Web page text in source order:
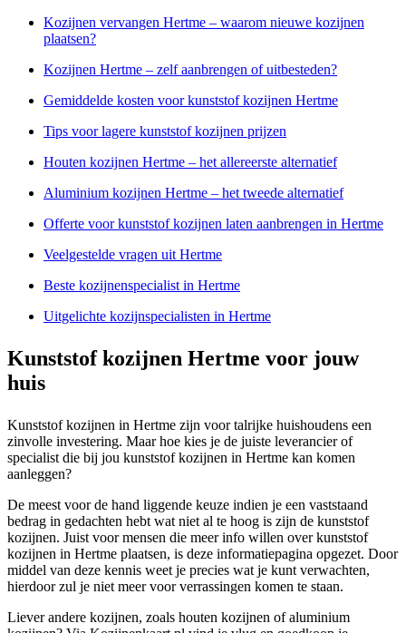
Kozijnen vervangen Hertme – waarom nieuwe kozijnen
plaatsen?
Kozijnen Hertme – zelf aanbrengen of uitbesteden?
Gemiddelde kosten voor kunststof kozijnen Hertme
Tips voor lagere kunststof kozijnen prijzen
Houten kozijnen Hertme – het allereerste alternatief
Aluminium kozijnen Hertme – het tweede alternatief
Offerte voor kunststof kozijnen laten aanbrengen in Hertme
Veelgestelde vragen uit Hertme
Beste kozijnenspecialist in Hertme
Uitgelichte kozijnspecialisten in Hertme
Kunststof kozijnen Hertme voor jouw
huis
Kunststof kozijnen in Hertme zijn voor talrijke huishoudens een
zinvolle investering. Maar hoe kies je de juiste leverancier of
specialist die bij jou kunststof kozijnen in Hertme kan komen
aanleggen?
De meest voor de hand liggende keuze indien je een vaststaand
bedrag in gedachten hebt wat niet al te hoog is zijn de kunststof
kozijnen. Juist voor mensen die meer info willen over kunststof
kozijnen in Hertme plaatsen, is deze informatiepagina opgezet. Door
middel van deze kennis weet je precies wat je kunt verwachten,
hierdoor zul je niet meer voor verrassingen komen te staan.
Liever andere kozijnen, zoals houten kozijnen of aluminium